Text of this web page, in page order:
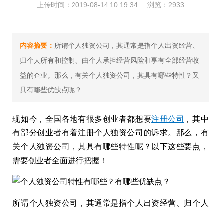
财税新闻
关于我们
诚聘英才
上传时间：2019-08-14 10:19:34 浏览：2933
内容摘要： 所谓个人独资公司，其通常是指个人出资经营、
归个人所有和控制、由个人承担经营风险和享有全部经营收
益的企业。那么，有关个人独资公司，其具有哪些特性？又
具有哪些优缺点呢？
现如今，全国各地有很多创业者都想要注册公司
，其中
有部分创业者有着注册个人独资公司的诉求。那么，有
关个人独资公司，其具有哪些特性呢？以下这些要点，
需要创业者全面进行把握！
所谓个人独资公司，其通常是指个人出资经营、归个人